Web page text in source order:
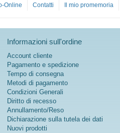
Online Contatti Il mio promemoria
Informazioni sull'ordine
Account cliente
Pagamento e spedizione
Tempo di consegna
Metodi di pagamento
Condizioni Generali
Diritto di recesso
Annullamento/Reso
Dichiarazione sulla tutela dei dati
Nuovi prodotti